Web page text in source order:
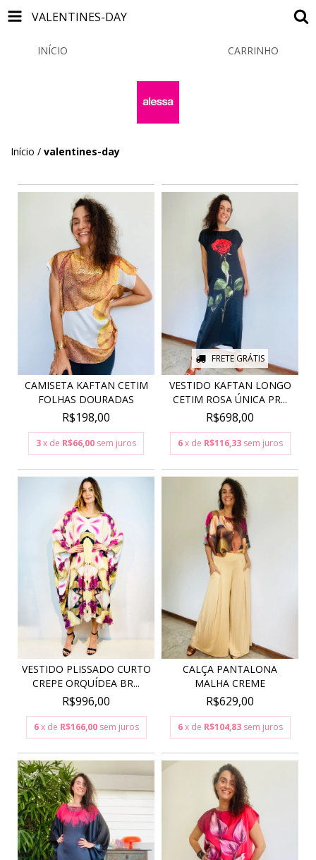
VALENTINES-DAY
INÍCIO CARRINHO
Início / valentines-day
CAMISETA KAFTAN CETIM
FOLHAS DOURADAS
R$198,00
3x de R$66,00 sem juros
FRETE GRÁTIS
VESTIDO KAFTAN LONGO
CETIM ROSA ÚNICA PR...
R$698,00
6 x de R$116,33 sem juros
VESTIDO PLISSADO CURTO
CREPE ORQUÍDEA BR...
R$996,00
6 x de R$166,00 sem juros
CALÇA PANTALONA
MALHA CREME
R$629,00
6 x de R$104,83 sem juros